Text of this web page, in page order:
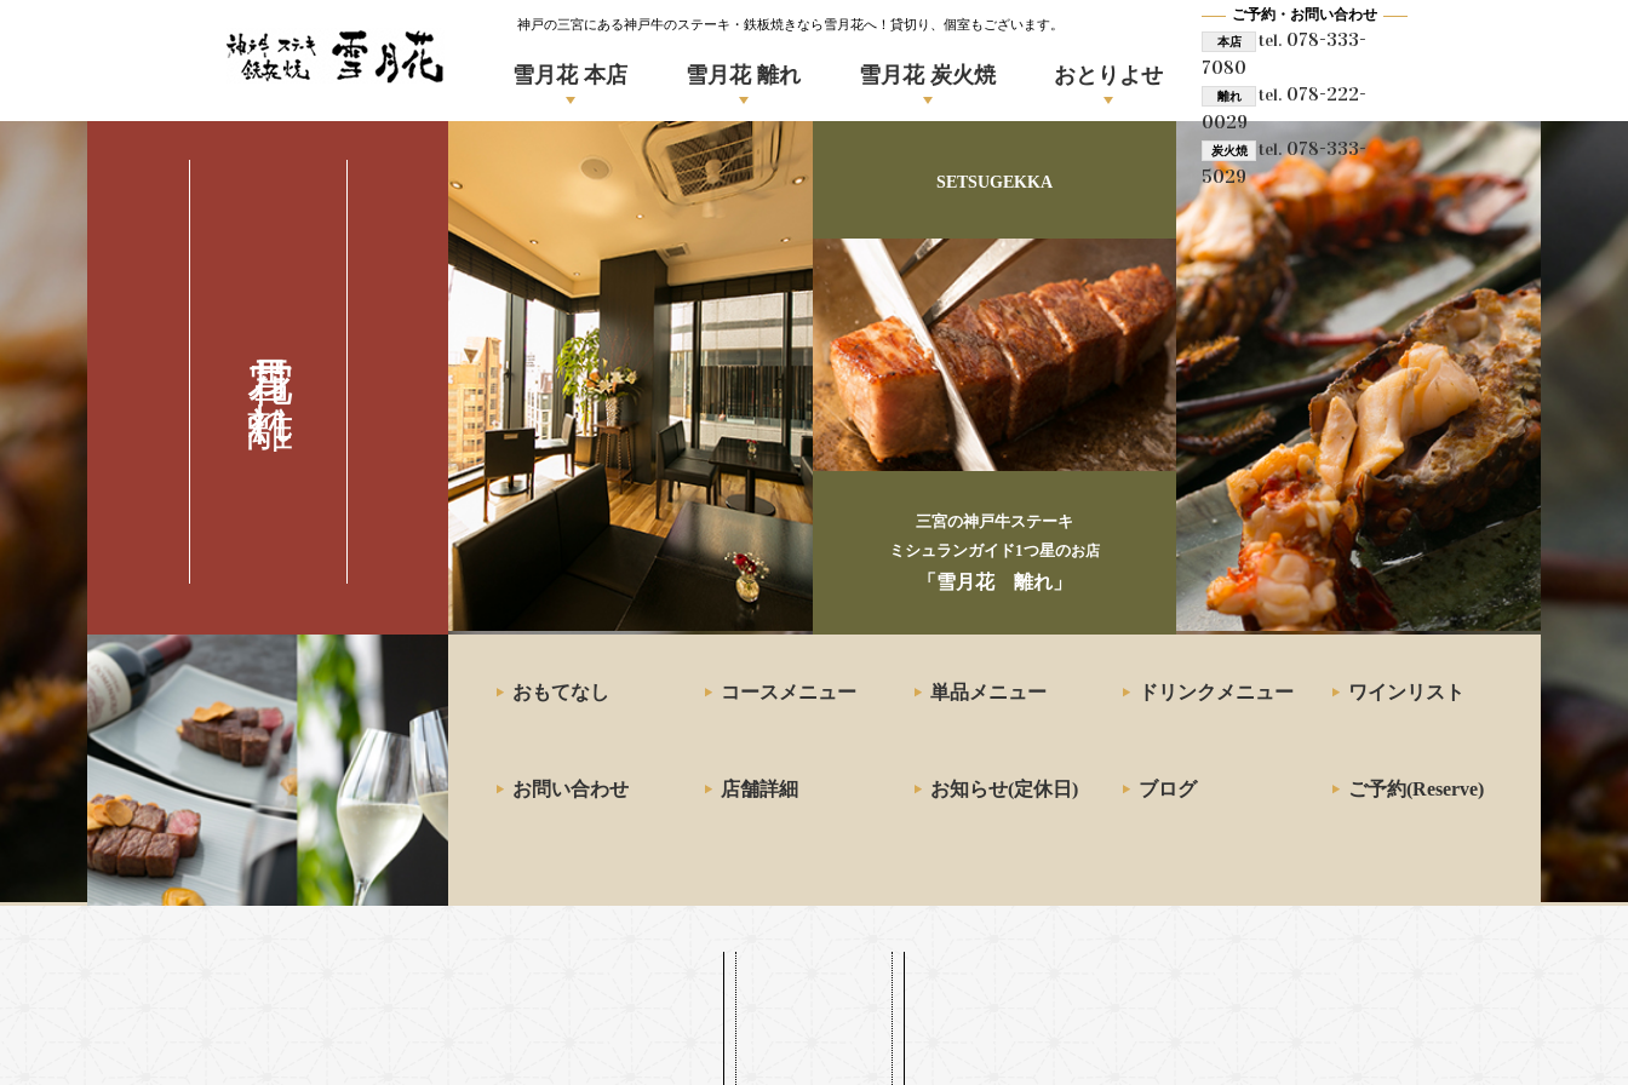
神戸の三宮にある神戸牛のステーキ・鉄板焼きなら雪月花へ！貸切り、個室もございます。
雪月花 本店 雪月花 離れ 雪月花 炭火焼 おとりよせ
ご予約・お問い合わせ
本店 tel. 078-333-
7080
離れ tel. 078-222-
0029
炭火焼 tel.078-333-
5029
雪月花 離れ
SETSUGEKKA
三宮の神戸牛ステーキ
ミシュランガイド1つ星のお店
「雪月花 離れ」
最高級の
神戸牛
ステーキ
おもてなし コースメニュー 単品メニュー ドリンクメニュー ワインリスト
お問い合わせ 店舗詳細 お知らせ(定休日) ブログ ご予約(Reserve)